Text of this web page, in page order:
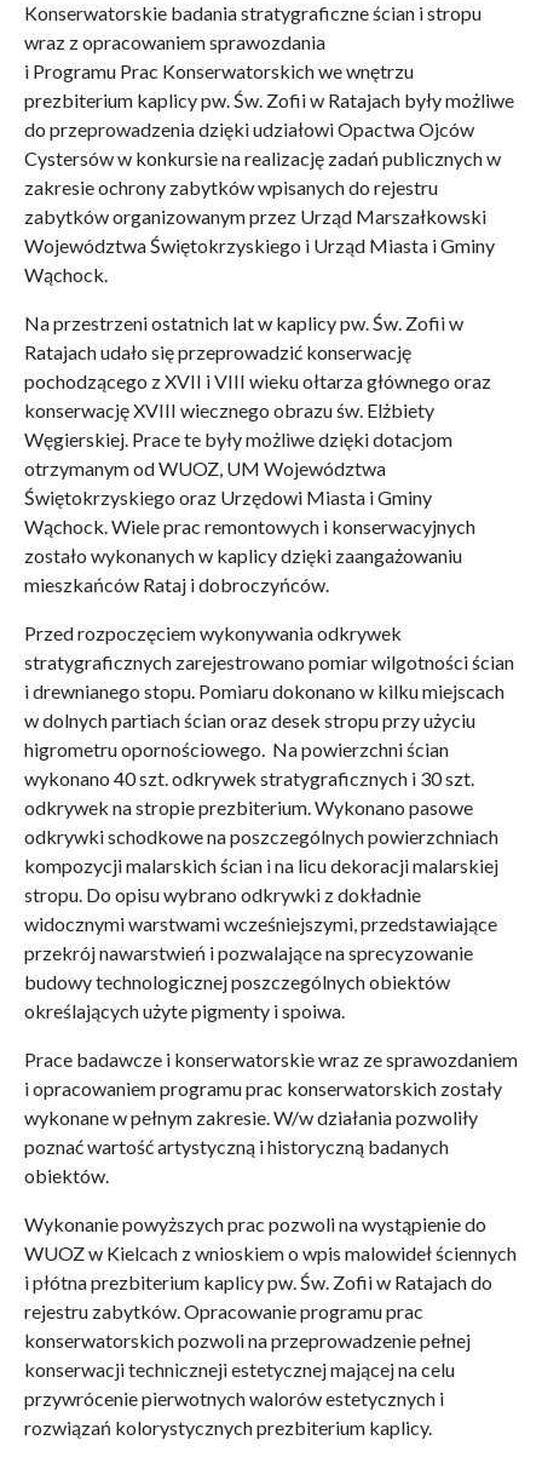
Konserwatorskie badania stratygraficzne ścian i stropu
wraz z opracowaniem sprawozdania
i Programu Prac Konserwatorskich we wnętrzu
prezbiterium kaplicy pw. Św. Zofii w Ratajach były możliwe
do przeprowadzenia dzięki udziałowi Opactwa Ojców
Cystersów w konkursie na realizację zadań publicznych w
zakresie ochrony zabytków wpisanych do rejestru
zabytków organizowanym przez Urząd Marszałkowski
Województwa Świętokrzyskiego i Urząd Miasta i Gminy
Wąchock.
Na przestrzeni ostatnich lat w kaplicy pw. Św. Zofii w
Ratajach udało się przeprowadzić konserwację
pochodzącego z XVII i VIII wieku ołtarza głównego oraz
konserwację XVIII wiecznego obrazu św. Elżbiety
Węgierskiej. Prace te były możliwe dzięki dotacjom
otrzymanym od WUOZ, UM Województwa
Świętokrzyskiego oraz Urzędowi Miasta i Gminy
Wąchock. Wiele prac remontowych i konserwacyjnych
zostało wykonanych w kaplicy dzięki zaangażowaniu
mieszkańców Rataj i dobroczyńców.
Przed rozpoczęciem wykonywania odkrywek
stratygraficznych zarejestrowano pomiar wilgotności ścian
i drewnianego stopu. Pomiaru dokonano w kilku miejscach
w dolnych partiach ścian oraz desek stropu przy użyciu
higrometru opornościowego. Na powierzchni ścian
wykonano 40 szt. odkrywek stratygraficznych i 30 szt.
odkrywek na stropie prezbiterium. Wykonano pasowe
odkrywki schodkowe na poszczególnych powierzchniach
kompozycji malarskich ścian i na licu dekoracji malarskiej
stropu. Do opisu wybrano odkrywki z dokładnie
widocznymi warstwami wcześniejszymi, przedstawiające
przekrój nawarstwień i pozwalające na sprecyzowanie
budowy technologicznej poszczególnych obiektów
określających użyte pigmenty i spoiwa.
Prace badawcze i konserwatorskie wraz ze sprawozdaniem
i opracowaniem programu prac konserwatorskich zostały
wykonane w pełnym zakresie. W/w działania pozwoliły
poznać wartość artystyczną i historyczną badanych
obiektów.
Wykonanie powyższych prac pozwoli na wystąpienie do
WUOZ w Kielcach z wnioskiem o wpis malowideł ściennych
i płótna prezbiterium kaplicy pw. Św. Zofii w Ratajach do
rejestru zabytków. Opracowanie programu prac
konserwatorskich pozwoli na przeprowadzenie pełnej
konserwacji techniczneji estetycznej mającej na celu
przywrócenie pierwotnych walorów estetycznych i
rozwiązań kolorystycznych prezbiterium kaplicy.